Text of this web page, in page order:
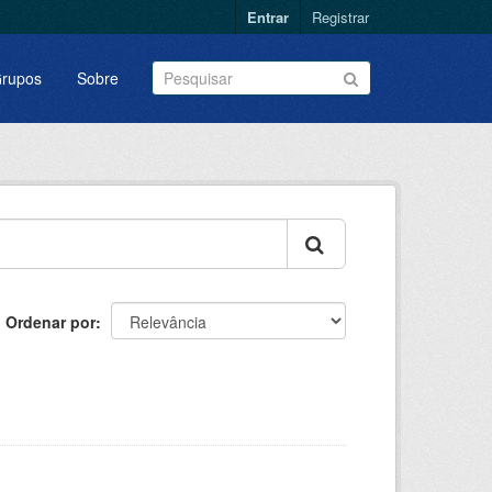
Entrar Registrar
Sobre
Ordenar por